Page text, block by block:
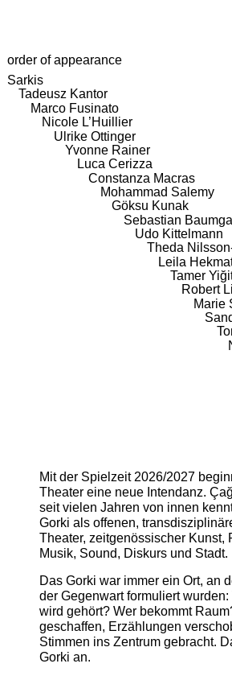
order of appearance
Sarkis
Tadeusz Kantor
Marco Fusinato
Nicole L’Huillier
Ulrike Ottinger
Yvonne Rainer
Luca Cerizza
Constanza Macras
Mohammad Salemy
Göksu Kunak
Sebastian
Udo Kittelmann
Theda
Leila
Tamer
Robert
Marie
Mit der Spielzeit 2026/2027
Theater eine neue Intendanz.
seit vielen Jahren von innen
Gorki als offenen,
Theater, zeitgenössischer Kunst,
Musik, Sound, Diskurs und Stadt.
Das Gorki war immer ein Ort, an
der Gegenwart formuliert
wird gehört? Wer bekommt
geschaffen, Erzählungen
Stimmen ins Zentrum gebracht.
Gorki an.